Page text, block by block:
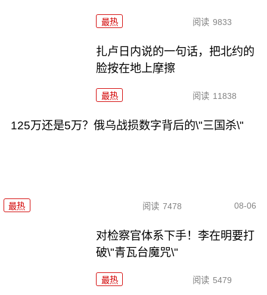
最热 阅读 9833
扎卢日内说的一句话，把北约的
脸按在地上摩擦
最热 阅读 11838
125万还是5万？俄乌战损数字背后的\"三国杀\"
最热 阅读 7478 08-06
对检察官体系下手！李在明要打
破\"青瓦台魔咒\"
最热 阅读 5479